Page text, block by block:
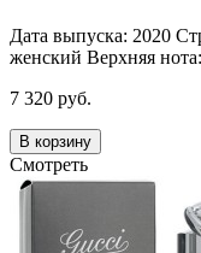
Дата выпуска: 2020
женский Верхняя
7 320 руб.
В корзину
Смотреть